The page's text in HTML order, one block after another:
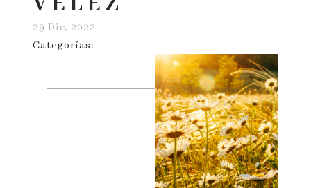
29 Dic, 2022
Categorías: